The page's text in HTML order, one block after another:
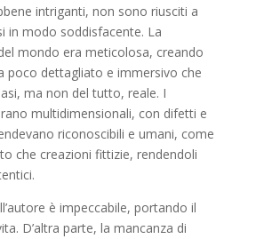
intriganti, non sono riusciti a
in modo soddisfacente. La
mondo era meticolosa, creando
poco dettagliato e immersivo che
ma non del tutto, reale. I
multidimensionali, con difetti e
riconoscibili e umani, come
che creazioni fittizie, rendendoli
è impeccabile, portando il
D’altra parte, la mancanza di